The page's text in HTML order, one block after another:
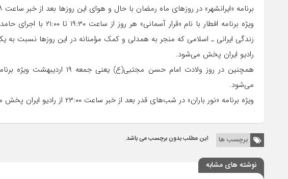
برنامه «ایرانشهر» در روزهای ماه رمضان با حال و هوای این روزها بعد از خبر ساعت ۱۸ از رادیو ایران پخش می‌شود.
ویژه برنامه افطار با نام
زندگی ایرانی ـ اسلامی که منجر به همدلی و کمک مؤمنانه در این روزها نسبت
رادیو ایران پخش می‌شود.
می‌شود.
ویژه برنامه «نور باران» در شب‌های قدر بعد از خبر ساعت ۲۳:۰۰ از رادیو ایران پخش می‌شود.
برچسب ها این مطلب بدون برچسب می باشد.
نوشته های مشابه